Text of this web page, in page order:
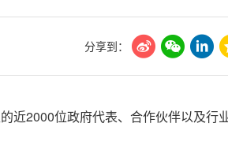
分享到：
近2000位政府代表、合作伙伴以及行